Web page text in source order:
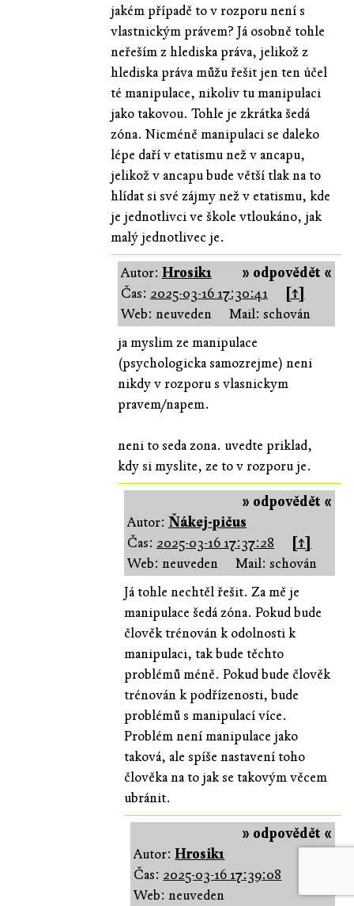
jakém případě to v rozporu není s
vlastnickým právem? Já osobně tohle
neřeším z hlediska práva, jelikož z
hlediska práva můžu řešit jen ten účel
té manipulace, nikoliv tu manipulaci
jako takovou. Tohle je zkrátka šedá
zóna. Nicméně manipulaci se daleko
lépe daří v etatismu než v ancapu,
jelikož v ancapu bude větší tlak na to
hlídat si své zájmy než v etatismu, kde
je jednotlivci ve škole vtloukáno, jak
malý jednotlivec je.
» odpovědět «
Autor: Hrosik1
Čas: 2025-03-16 17:30:41
[↑]
Web: neuveden
Mail: schován
ja myslim ze manipulace
(psychologicka samozrejme) neni
nikdy v rozporu s vlasnickym
pravem/napem.
neni to seda zona. uvedte priklad,
kdy si myslite, ze to v rozporu je.
» odpovědět «
Autor:Ňákej-pičus
Čas: 2025-03-16 17:37:28
[↑]
Web: neuveden
Mail: schován
Já tohle nechtěl řešit. Za mě je
manipulace šedá zóna. Pokud bude
člověk trénován k odolnosti k
manipulaci, tak bude těchto
problémů méně. Pokud bude člověk
trénován k podřízenosti, bude
problémů s manipulací více.
Problém není manipulace jako
taková, ale spíše nastavení toho
člověka na to jak se takovým věcem
ubránit.
» odpovědět «
Autor:Hrosik1
Čas: 2025-03-16 17:39:08
Web: neuveden